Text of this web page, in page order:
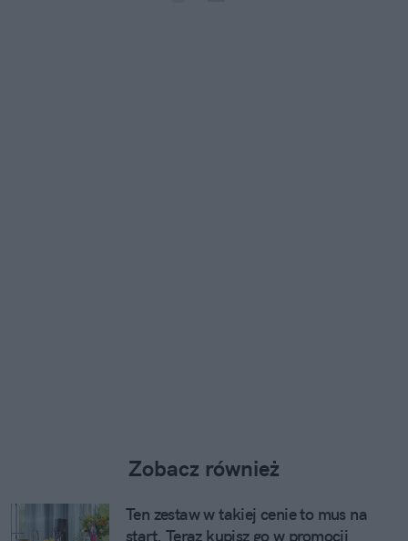
Zobacz również
Ten zestaw w takiej cenie to mus na
start. Teraz kupisz go w promocji